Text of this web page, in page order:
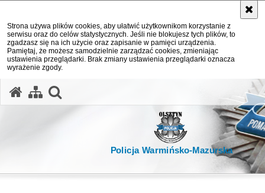
Strona używa plików cookies, aby ułatwić użytkownikom korzystanie z
serwisu oraz do celów statystycznych. Jeśli nie blokujesz tych plików, to
zgadzasz się na ich użycie oraz zapisanie w pamięci urządzenia.
Pamiętaj, że możesz samodzielnie zarządzać cookies, zmieniając
ustawienia przeglądarki. Brak zmiany ustawienia przeglądarki oznacza
wyrażenie zgody.
Policja Warmińsko-Mazurska